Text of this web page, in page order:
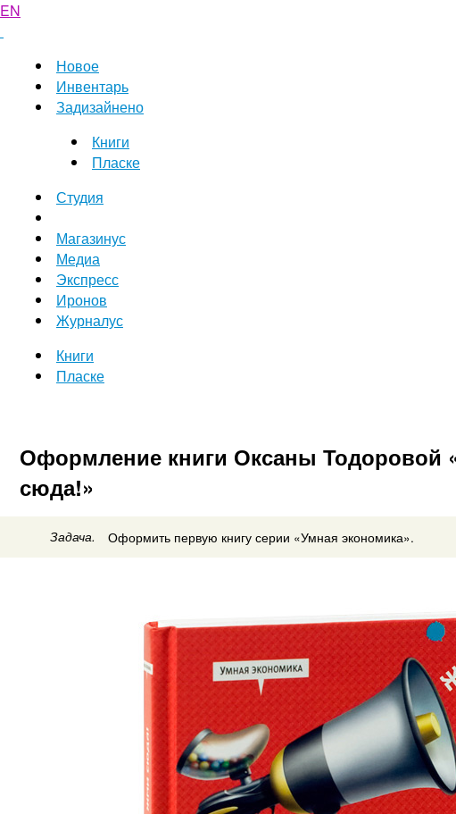
EN
Новое
Инвентарь
Задизайнено
Книги
Пласке
Студия
Магазинус
Медиа
Экспресс
Иронов
Журналус
Книги
Пласке
Оформление книги Оксаны Тодоровой
сюда!»
Задача. Оформить первую книгу серии «Умная экономика».